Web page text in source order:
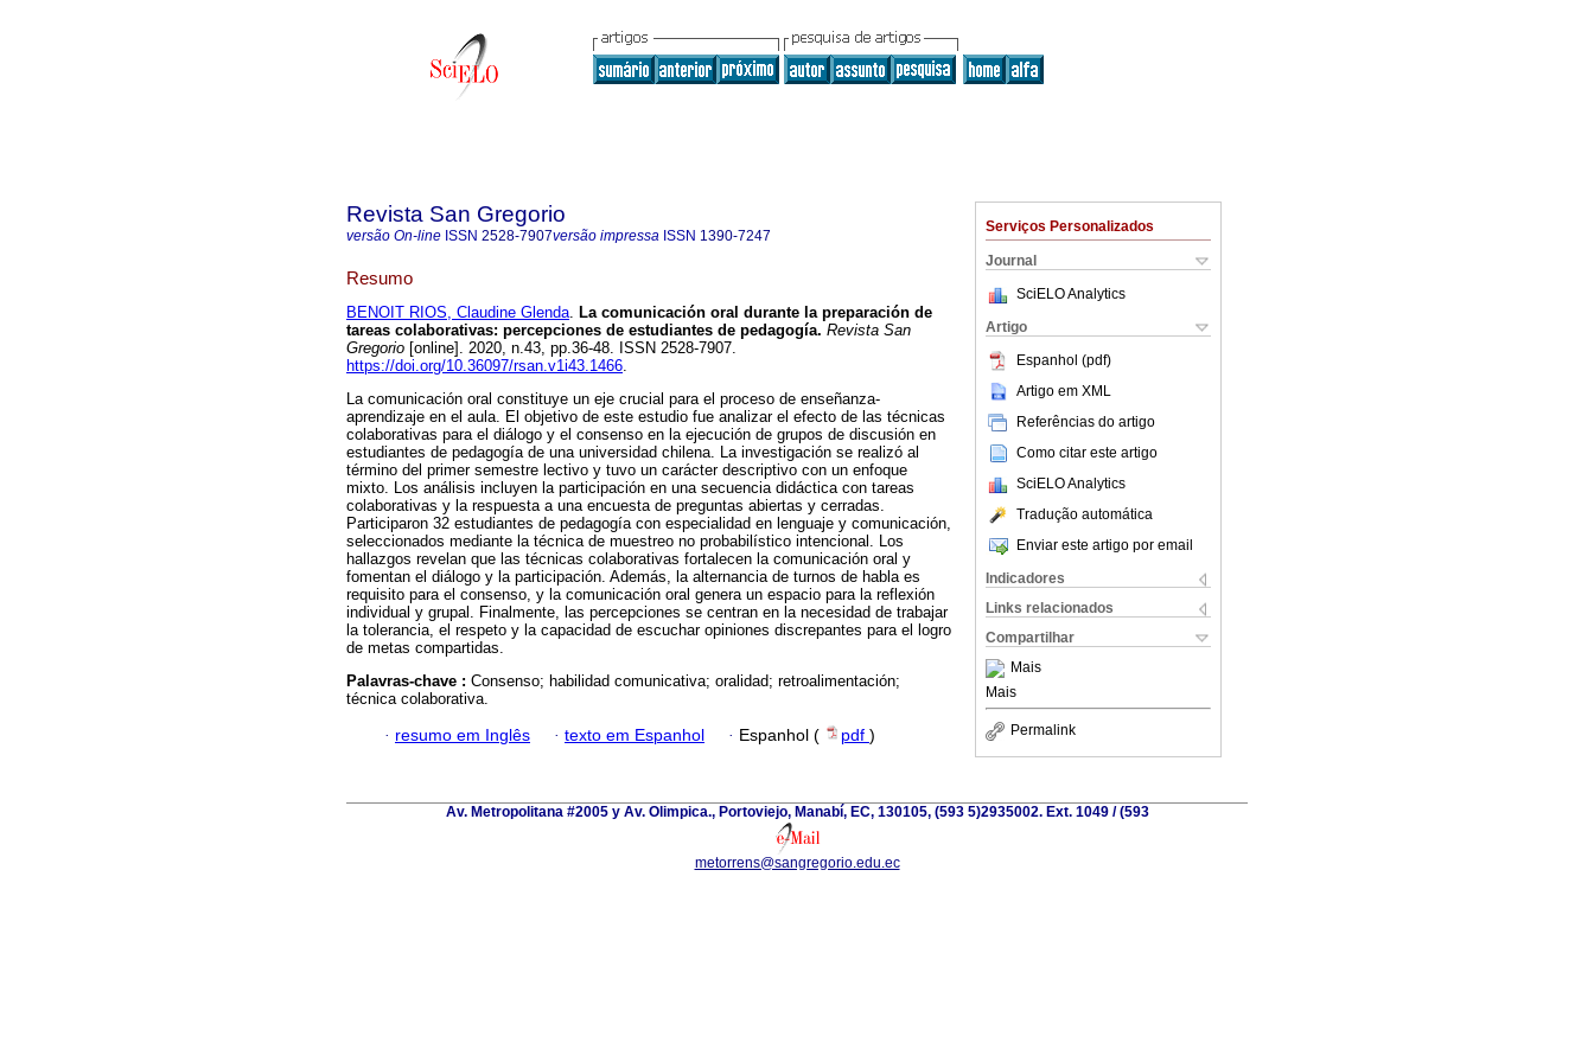
Serviços Personalizados
Journal
SciELO Analytics
Artigo
Espanhol (pdf)
Artigo em XML
Referências do artigo
Como citar este artigo
SciELO Analytics
Tradução automática
Enviar este artigo por email
Indicadores
Links relacionados
Compartilhar
Mais
Mais
Permalink
Revista San Gregorio
versão On-line ISSN 2528-7907versão impressa ISSN 1390-7247
Resumo
BENOIT RIOS, Claudine Glenda. La comunicación oral durante la preparación de
tareas colaborativas: percepciones de estudiantes de pedagogía. Revista San
Gregorio [online]. 2020, n.43, pp.36-48. ISSN 2528-7907.
https://doi.org/10.36097/rsan.v1i43.1466.
La comunicación oral constituye un eje crucial para el proceso de enseñanza-
aprendizaje en el aula. El objetivo de este estudio fue analizar el efecto de las técnicas
colaborativas para el diálogo y el consenso en la ejecución de grupos de discusión en
estudiantes de pedagogía de una universidad chilena. La investigación se realizó al
término del primer semestre lectivo y tuvo un carácter descriptivo con un enfoque
mixto. Los análisis incluyen la participación en una secuencia didáctica con tareas
colaborativas y la respuesta a una encuesta de preguntas abiertas y cerradas.
Participaron 32 estudiantes de pedagogía con especialidad en lenguaje y comunicación,
seleccionados mediante la técnica de muestreo no probabilístico intencional. Los
hallazgos revelan que las técnicas colaborativas fortalecen la comunicación oral y
fomentan el diálogo y la participación. Además, la alternancia de turnos de habla es
requisito para el consenso, y la comunicación oral genera un espacio para la reflexión
individual y grupal. Finalmente, las percepciones se centran en la necesidad de trabajar
la tolerancia, el respeto y la capacidad de escuchar opiniones discrepantes para el logro
de metas compartidas.
Palavras-chave : Consenso; habilidad comunicativa; oralidad; retroalimentación;
técnica colaborativa.
· resumo em Inglês · texto em Espanhol · Espanhol ( pdf )
Av. Metropolitana #2005 y Av. Olimpica., Portoviejo, Manabí, EC, 130105, (593 5)2935002. Ext. 1049 / (593
metorrens@sangregorio.edu.ec